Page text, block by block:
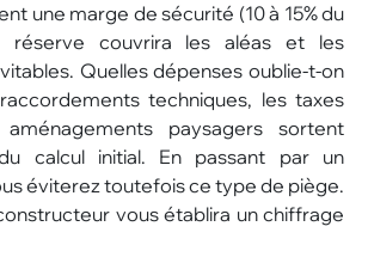
une marge de sécurité (10 à 15% du
réserve couvrira les aléas et les
Quelles dépenses oublie-t-on
techniques, les taxes
paysagers sortent
calcul initial. En passant par un
éviterez toutefois ce type de piège.
vous établira un chiffrage